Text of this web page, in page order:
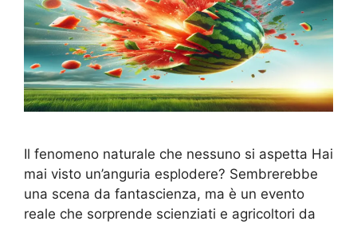
Il fenomeno naturale che nessuno si aspetta Hai
mai visto un’anguria esplodere? Sembrerebbe
una scena da fantascienza, ma è un evento
reale che sorprende scienziati e agricoltori da